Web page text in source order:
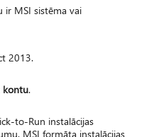
ir MSI sistēma vai
2013.
kontu.
to-Run instalācijas
MSI formāta instalācijas